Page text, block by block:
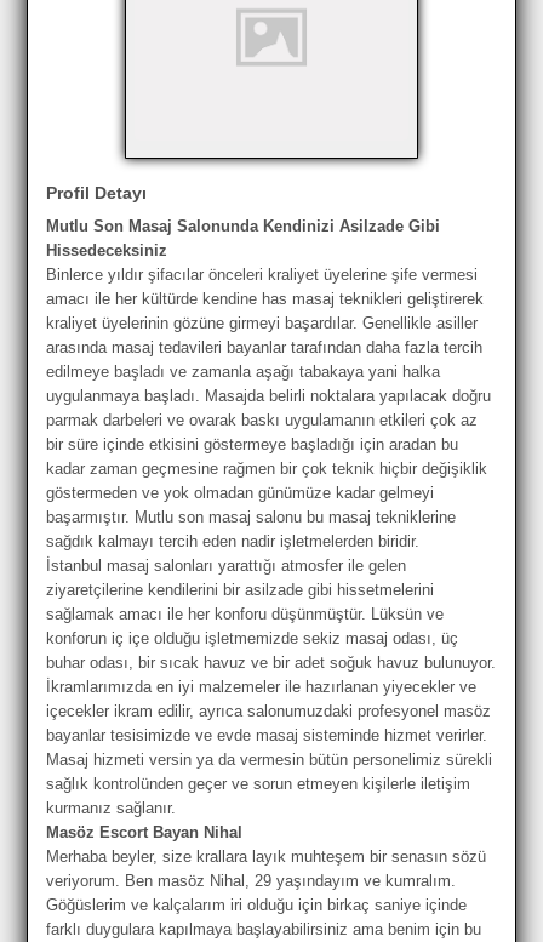
Profil Detayı
Mutlu Son Masaj Salonunda Kendinizi Asilzade Gibi
Hissedeceksiniz
Binlerce yıldır şifacılar önceleri kraliyet üyelerine şife vermesi
amacı ile her kültürde kendine has masaj teknikleri geliştirerek
kraliyet üyelerinin gözüne girmeyi başardılar. Genellikle asiller
arasında masaj tedavileri bayanlar tarafından daha fazla tercih
edilmeye başladı ve zamanla aşağı tabakaya yani halka
uygulanmaya başladı. Masajda belirli noktalara yapılacak doğru
parmak darbeleri ve ovarak baskı uygulamanın etkileri çok az
bir süre içinde etkisini göstermeye başladığı için aradan bu
kadar zaman geçmesine rağmen bir çok teknik hiçbir değişiklik
göstermeden ve yok olmadan günümüze kadar gelmeyi
başarmıştır. Mutlu son masaj salonu bu masaj tekniklerine
sağdık kalmayı tercih eden nadir işletmelerden biridir.
İstanbul masaj salonları yarattığı atmosfer ile gelen
ziyaretçilerine kendilerini bir asilzade gibi hissetmelerini
sağlamak amacı ile her konforu düşünmüştür. Lüksün ve
konforun iç içe olduğu işletmemizde sekiz masaj odası, üç
buhar odası, bir sıcak havuz ve bir adet soğuk havuz bulunuyor.
İkramlarımızda en iyi malzemeler ile hazırlanan yiyecekler ve
içecekler ikram edilir, ayrıca salonumuzdaki profesyonel masöz
bayanlar tesisimizde ve evde masaj sisteminde hizmet verirler.
Masaj hizmeti versin ya da vermesin bütün personelimiz sürekli
sağlık kontrolünden geçer ve sorun etmeyen kişilerle iletişim
kurmanız sağlanır.
Masöz Escort Bayan Nihal
Merhaba beyler, size krallara layık muhteşem bir senasın sözü
veriyorum. Ben masöz Nihal, 29 yaşındayım ve kumralım.
Göğüslerim ve kalçalarım iri olduğu için birkaç saniye içinde
farklı duygulara kapılmaya başlayabilirsiniz ama benim için bu